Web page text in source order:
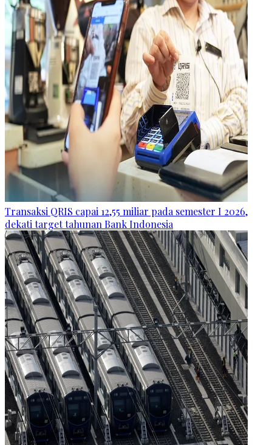
Transaksi QRIS capai 12,55 miliar pada semester I 2026,
dekati target tahunan Bank Indonesia